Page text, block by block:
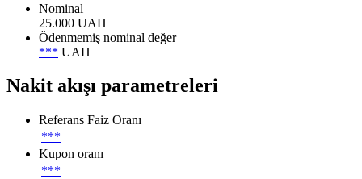
Nominal
25.000 UAH
Ödenmemiş nominal değer
*** UAH
Nakit akışı parametreleri
Referans Faiz Oranı
***
Kupon oranı
***